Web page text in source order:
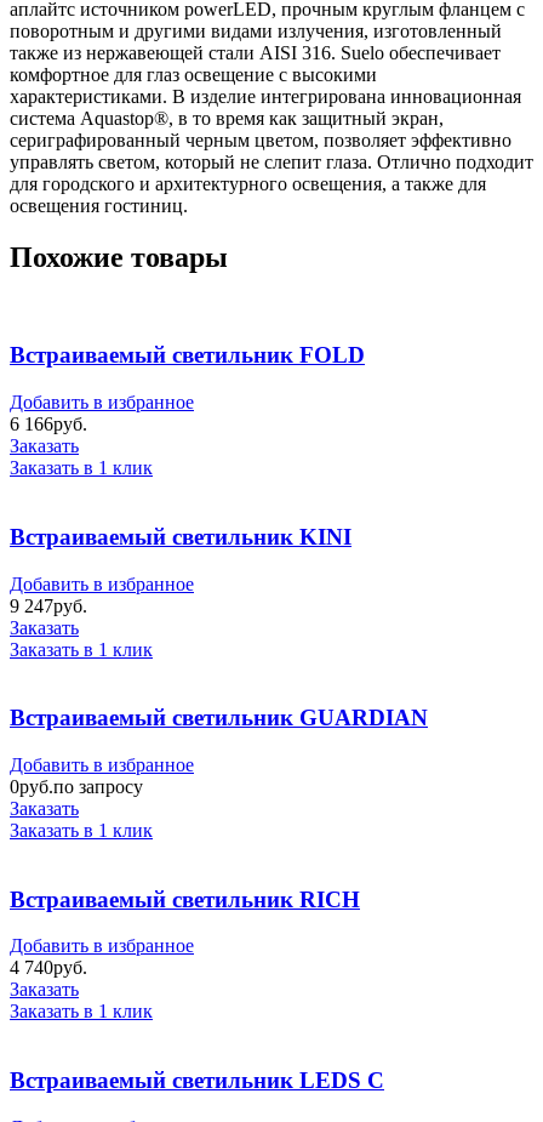
аплайтс источником powerLED, прочным круглым фланцем с
поворотным и другими видами излучения, изготовленный
также из нержавеющей стали AISI 316. Suelo обеспечивает
комфортное для глаз освещение с высокими
характеристиками. В изделие интегрирована инновационная
система Aquastop®, в то время как защитный экран,
сериграфированный черным цветом, позволяет эффективно
управлять светом, который не слепит глаза. Отлично подходит
для городского и архитектурного освещения, а также для
освещения гостиниц.
Похожие товары
Встраиваемый светильник FOLD
Добавить в избранное
6 166руб.
Заказать
Заказать в 1 клик
Встраиваемый светильник KINI
Добавить в избранное
9 247руб.
Заказать
Заказать в 1 клик
Встраиваемый светильник GUARDIAN
Добавить в избранное
0руб.по запросу
Заказать
Заказать в 1 клик
Встраиваемый светильник RICH
Добавить в избранное
4 740руб.
Заказать
Заказать в 1 клик
Встраиваемый светильник LEDS C